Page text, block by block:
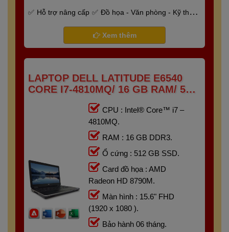
Hỗ trợ nâng cấp
Đồ họa - Văn phòng - Kỹ thuật
Bảo hành 6 tháng
Xem thêm
LAPTOP DELL LATITUDE E6540
CORE I7-4810MQ/ 16 GB RAM/ 512
GB SSD/ AMD RADEON HD 8790M/
CPU : Intel® Core™ i7 –
4810MQ.
RAM : 16 GB DDR3.
Ổ cứng : 512 GB SSD.
Card đồ họa : AMD
Radeon HD 8790M.
Màn hình : 15.6" FHD
(1920 x 1080 ).
Bảo hành 06 tháng.